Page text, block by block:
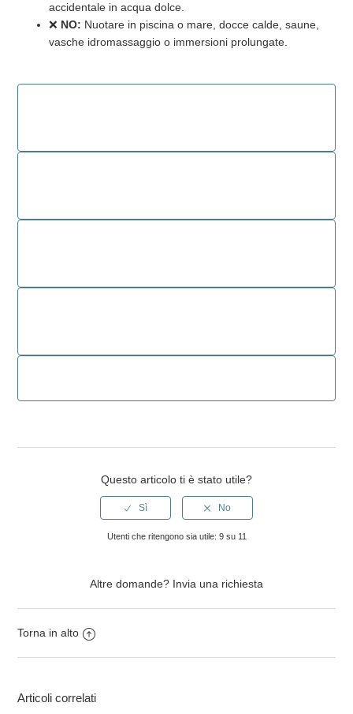
accidentale in acqua dolce.
❌ NO: Nuotare in piscina o mare, docce calde, saune,
vasche idromassaggio o immersioni prolungate.
Questo articolo ti è stato utile?
Utenti che ritengono sia utile: 9 su 11
Altre domande? Invia una richiesta
Torna in alto
Articoli correlati